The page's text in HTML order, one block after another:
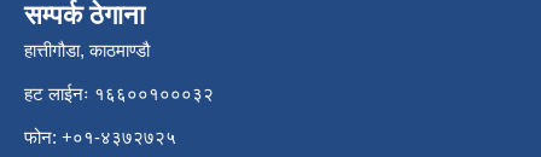
सम्पर्क ठेगाना
हात्तीगौडा, काठमाण्डौ
हट लाईनः १६६००१०००३२
फोन: +०१-४३७२७२५